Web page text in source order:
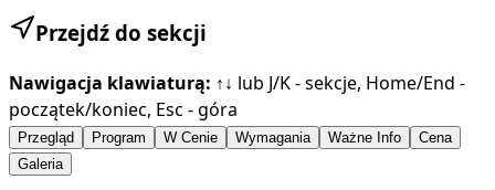
Przejdź do sekcji
Nawigacja klawiaturą: ↑↓ lub J/K - sekcje, Home/End -
początek/koniec, Esc - góra
Przegląd Program W Cenie Wymagania Ważne Info
Cena
Galeria